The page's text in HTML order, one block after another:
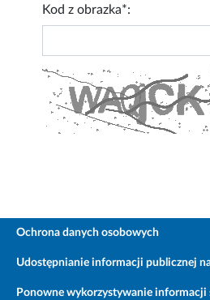
Kod z obrazka*:
Ochrona danych osobowych
Udostępnianie informacji publicznej
Ponowne wykorzystywanie informacji